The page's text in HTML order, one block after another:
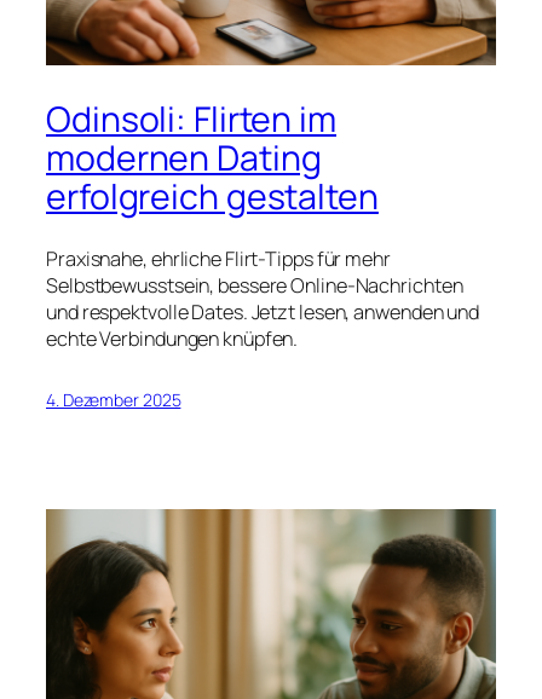
Odinsoli: Flirten im
modernen Dating
erfolgreich gestalten
Praxisnahe, ehrliche Flirt-Tipps für mehr
Selbstbewusstsein, bessere Online-Nachrichten
und respektvolle Dates. Jetzt lesen, anwenden und
echte Verbindungen knüpfen.
4. Dezember 2025